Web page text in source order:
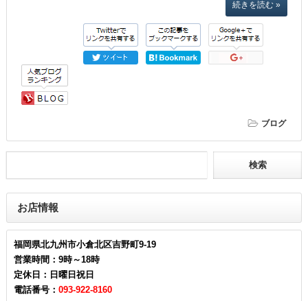
続きを読む »
ブログ
お店情報
福岡県北九州市小倉北区吉野町9-19
営業時間：9時～18時
定休日：日曜日祝日
電話番号： 093-922-8160